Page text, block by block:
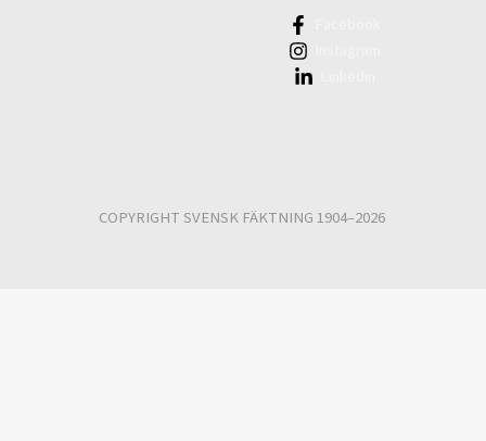
COPYRIGHT SVENSK FÄKTNING 1904–2026